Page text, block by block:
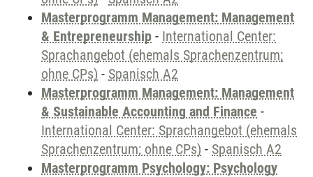
Masterprogramm Management: Management
& Entrepreneurship - International Center:
Sprachangebot (ehemals Sprachenzentrum;
ohne CPs) - Spanisch A2
Masterprogramm Management: Management
& Sustainable Accounting and Finance -
International Center: Sprachangebot (ehemals
Sprachenzentrum; ohne CPs) - Spanisch A2
Masterprogramm Psychology: Psychology